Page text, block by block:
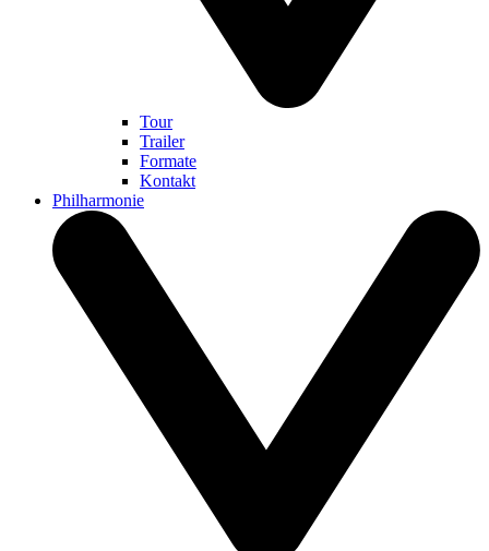
Tour
Trailer
Formate
Kontakt
Philharmonie